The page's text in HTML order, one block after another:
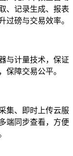
、记录生成、报表
过磅与交易效率。
与计量技术，保证
保障交易公平。
、即时上传云服
端同步查看，方便